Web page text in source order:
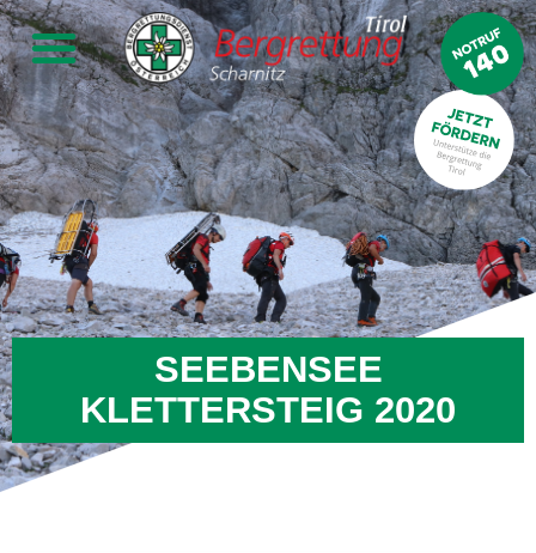
SEEBENSEE
KLETTERSTEIG 2020